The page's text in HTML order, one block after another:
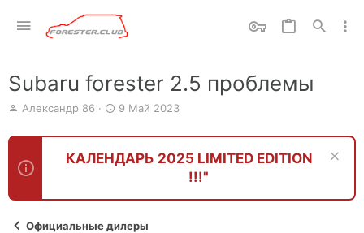
Subaru forester 2.5 проблемы
А
т
р
т
ы
Александр 86
Д
т
а
н
л
9 Май 2023
КАЛЕНДАРЬ 2025 LIMITED EDITION
!!!"
Официальные дилеры